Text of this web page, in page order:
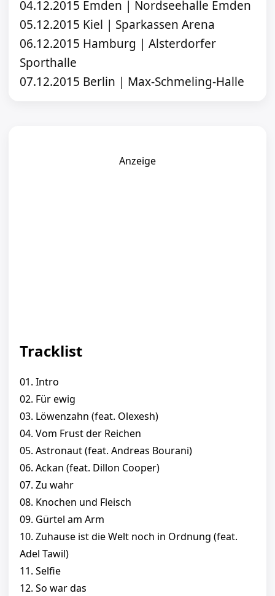
04.12.2015 Emden | Nordseehalle Emden
05.12.2015 Kiel | Sparkassen Arena
06.12.2015 Hamburg | Alsterdorfer
Sporthalle
07.12.2015 Berlin | Max-Schmeling-Halle
Anzeige
Tracklist
01. Intro
02. Für ewig
03. Löwenzahn (feat. Olexesh)
04. Vom Frust der Reichen
05. Astronaut (feat. Andreas Bourani)
06. Ackan (feat. Dillon Cooper)
07. Zu wahr
08. Knochen und Fleisch
09. Gürtel am Arm
10. Zuhause ist die Welt noch in Ordnung (feat.
Adel Tawil)
11. Selfie
12. So war das